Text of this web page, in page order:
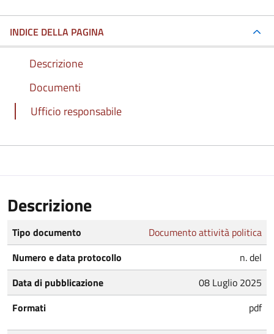
INDICE DELLA PAGINA
Descrizione
Documenti
Ufficio responsabile
Descrizione
Tipo documento
Documento attività politica
Numero e data protocollo
n. del
Data di pubblicazione
08 Luglio 2025
Formati
pdf